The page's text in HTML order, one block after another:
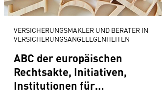
VERSICHERUNGSMAKLER UND BERATER IN
VERSICHERUNGSANGELEGENHEITEN
ABC der europäischen
Rechtsakte, Initiativen,
Institutionen für